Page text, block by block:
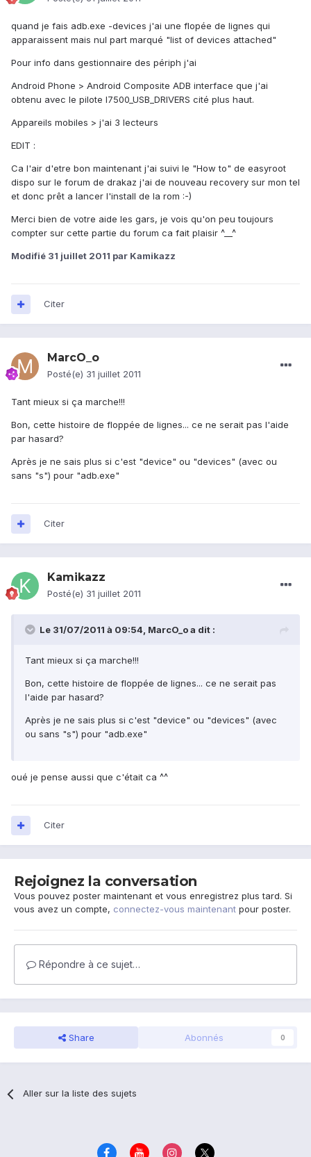
quand je fais adb.exe -devices j'ai une flopée de lignes qui
apparaissent mais nul part marqué "list of devices attached"
Pour info dans gestionnaire des périph j'ai
Android Phone > Android Composite ADB interface que j'ai
obtenu avec le pilote I7500_USB_DRIVERS cité plus haut.
Appareils mobiles > j'ai 3 lecteurs
EDIT :
Ca l'air d'etre bon maintenant j'ai suivi le "How to" de easyroot
dispo sur le forum de drakaz j'ai de nouveau recovery sur mon tel
et donc prêt a lancer l'install de la rom :-)
Merci bien de votre aide les gars, je vois qu'on peu toujours
compter sur cette partie du forum ca fait plaisir ^__^
Modifié 31 juillet 2011 par Kamikazz
Citer
MarcO_o
Posté(e) 31 juillet 2011
Tant mieux si ça marche!!!
Bon, cette histoire de floppée de lignes... ce ne serait pas l'aide
par hasard?
Après je ne sais plus si c'est "device" ou "devices" (avec ou
sans "s") pour "adb.exe"
Citer
Kamikazz
Posté(e) 31 juillet 2011
Le 31/07/2011 à 09:54, MarcO_o a dit :
Tant mieux si ça marche!!!
Bon, cette histoire de floppée de lignes... ce ne serait pas
l'aide par hasard?
Après je ne sais plus si c'est "device" ou "devices" (avec
ou sans "s") pour "adb.exe"
oué je pense aussi que c'était ca ^^
Citer
Rejoignez la conversation
Vous pouvez poster maintenant et vous enregistrez plus tard. Si
vous avez un compte, connectez-vous maintenant pour poster.
Répondre à ce sujet…
Share Abonnés 0
Aller sur la liste des sujets